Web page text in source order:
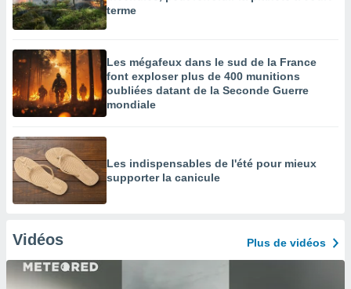
terme
Les mégafeux dans le sud de la France
font exploser plus de 400 munitions
oubliées datant de la Seconde Guerre
mondiale
Les indispensables de l'été pour mieux
supporter la canicule
Vidéos Plus de vidéos